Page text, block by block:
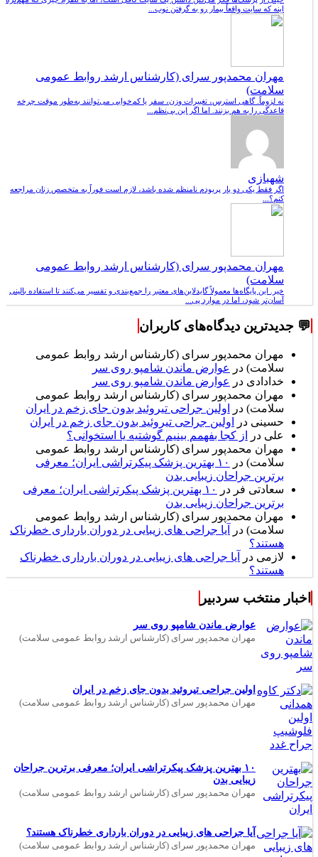
اینه که سایت واقعاً بیمار رو به گرفتن نوب...
مهران محمدپور سرای (کارشناس ارشد روابط عمومی
سلامت)
نه لزوماً. گاهی استرس، تغییرات وزن، سفر یا کم‌خوابی می‌توانند به‌طور موقت چرخه
قاعدگی را به هم بزنند. اما اگر این بی‌نظم...
شهبازی
اگر فقط یکی دو بار پریودم نامنظم شده باشد، لازم است فوراً به متخصص زنان مراجعه
کنم؟...
مهران محمدپور سرای (کارشناس ارشد روابط عمومی
سلامت)
خیر. این پایگاه‌ها معمولاً گایدلاین‌های معتبر را جمع‌بندی و تفسیر می‌کنند تا استفاده بالینی
آسان‌تر شود، اما در موارد پی...
💬 جدیدترین دیدگاه‌های کاربران
مهران محمدپور سرای (کارشناس ارشد روابط عمومی
سلامت) در
عوارض ماندن شامپو روی سر
خدادادی در
عوارض ماندن شامپو روی سر
مهران محمدپور سرای (کارشناس ارشد روابط عمومی
سلامت) در
اولین جراحی تیروئید بدون جای زخم در ایران
حسینی در
اولین جراحی تیروئید بدون جای زخم در ایران
علی در
از کجا بفهمم بینیم گوشتیه یا استخوانی؟
مهران محمدپور سرای (کارشناس ارشد روابط عمومی
سلامت) در
۱۰ بهترین پزشک پیکرتراشی ایران؛ معرفی
برترین جراحان زیبایی بدن
سعادتی فر در
۱۰ بهترین پزشک پیکرتراشی ایران؛ معرفی
برترین جراحان زیبایی بدن
مهران محمدپور سرای (کارشناس ارشد روابط عمومی
سلامت) در
آیا جراحی های زیبایی در دوران بارداری خطرناک
هستند؟
لازمی در
آیا جراحی های زیبایی در دوران بارداری خطرناک
هستند؟
اخبار منتخب سردبیر
عوارض ماندن شامپو روی سر
مهران محمدپور سرای (کارشناس ارشد روابط عمومی سلامت)
اولین جراحی تیروئید بدون جای زخم در ایران
مهران محمدپور سرای (کارشناس ارشد روابط عمومی سلامت)
۱۰ بهترین پزشک پیکرتراشی ایران؛ معرفی برترین جراحان
زیبایی بدن
مهران محمدپور سرای (کارشناس ارشد روابط عمومی سلامت)
آیا جراحی های زیبایی در دوران بارداری خطرناک هستند؟
مهران محمدپور سرای (کارشناس ارشد روابط عمومی سلامت)